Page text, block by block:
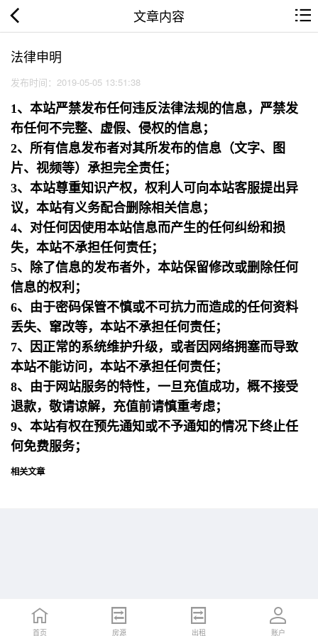
文章内容
法律申明
发布时间：2019-05-05 13:51:38
1、本站严禁发布任何违反法律法规的信息，严禁发
布任何不完整、虚假、侵权的信息；
2、所有信息发布者对其所发布的信息（文字、图
片、视频等）承担完全责任；
3、本站尊重知识产权，权利人可向本站客服提出异
议，本站有义务配合删除相关信息；
4、对任何因使用本站信息而产生的任何纠纷和损
失，本站不承担任何责任；
5、除了信息的发布者外，本站保留修改或删除任何
信息的权利；
6、由于密码保管不慎或不可抗力而造成的任何资料
丢失、窜改等，本站不承担任何责任；
7、因正常的系统维护升级，或者因网络拥塞而导致
本站不能访问，本站不承担任何责任；
8、由于网站服务的特性，一旦充值成功，概不接受
退款，敬请谅解，充值前请慎重考虑；
9、本站有权在预先通知或不予通知的情况下终止任
何免费服务；
相关文章
首页 招聘 简历 账户
首页 房源 出租 账户